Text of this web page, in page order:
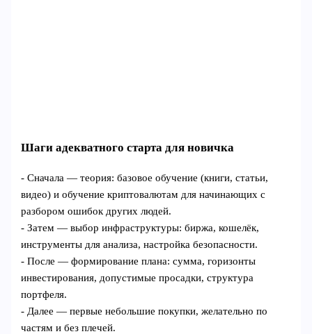
Шаги адекватного старта для новичка
- Сначала — теория: базовое обучение (книги, статьи,
видео) и обучение криптовалютам для начинающих с
разбором ошибок других людей.
- Затем — выбор инфраструктуры: биржа, кошелёк,
инструменты для анализа, настройка безопасности.
- После — формирование плана: сумма, горизонты
инвестирования, допустимые просадки, структура
портфеля.
- Далее — первые небольшие покупки, желательно по
частям и без плечей.